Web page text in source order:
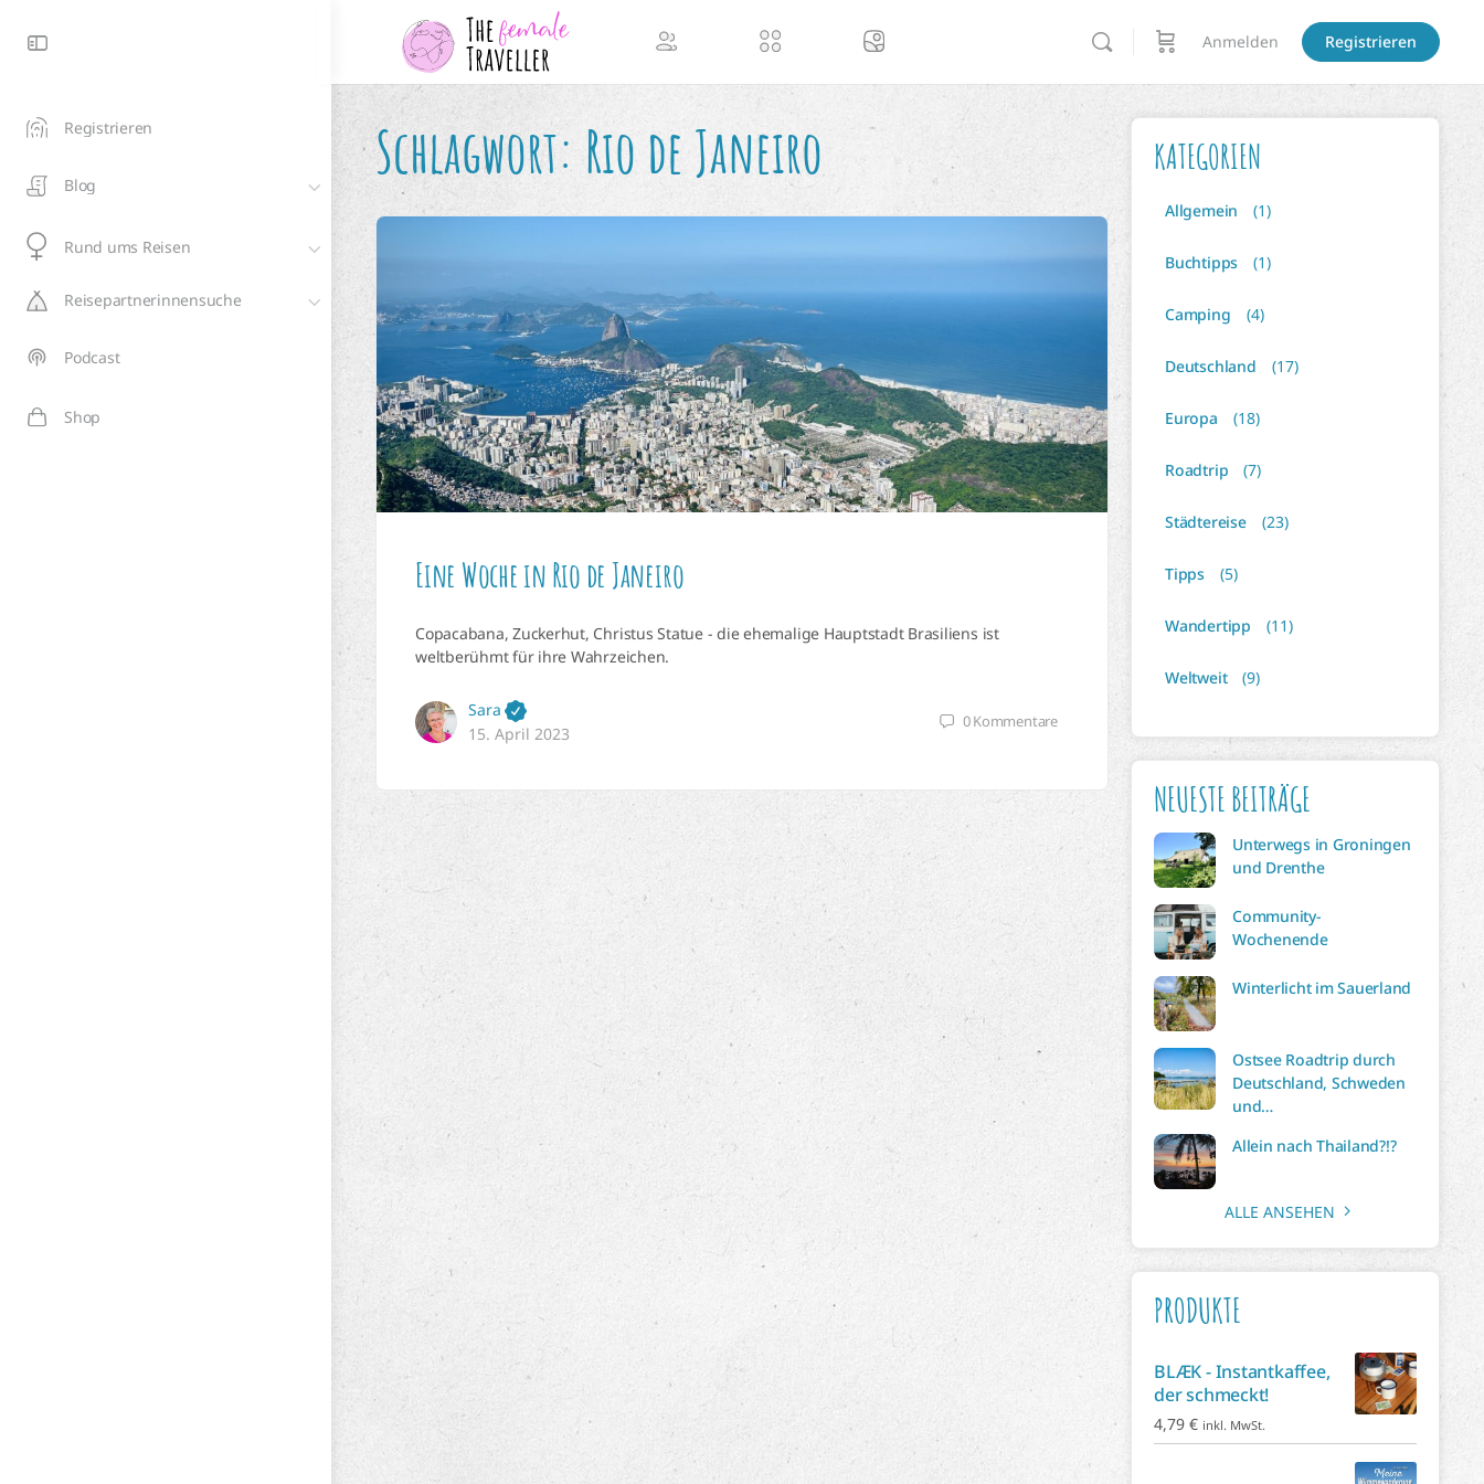
Registrieren
Blog
Rund ums Reisen
Reisepartnerinnensuche
Podcast
Shop
Anmelden Registrieren
Schlagwort: Rio de Janeiro
Eine Woche in Rio de Janeiro
Copacabana, Zuckerhut, Christus Statue - die ehemalige Hauptstadt Brasiliens ist
weltberühmt für ihre Wahrzeichen.
Sara
15. April 2023
0Kommentare
KATEGORIEN
Allgemein (1)
Buchtipps (1)
Camping (4)
Deutschland (17)
Europa (18)
Roadtrip (7)
Städtereise (23)
Tipps (5)
Wandertipp (11)
Weltweit (9)
NEUESTE BEITRÄGE
Unterwegs in Groningen
und Drenthe
Community-
Wochenende
Winterlicht im Sauerland
Ostsee Roadtrip durch
Deutschland, Schweden
und…
Allein nach Thailand?!?
ALLE ANSEHEN
PRODUKTE
BLÆK - Instantkaffee,
der schmeckt!
4,79 € inkl. MwSt.